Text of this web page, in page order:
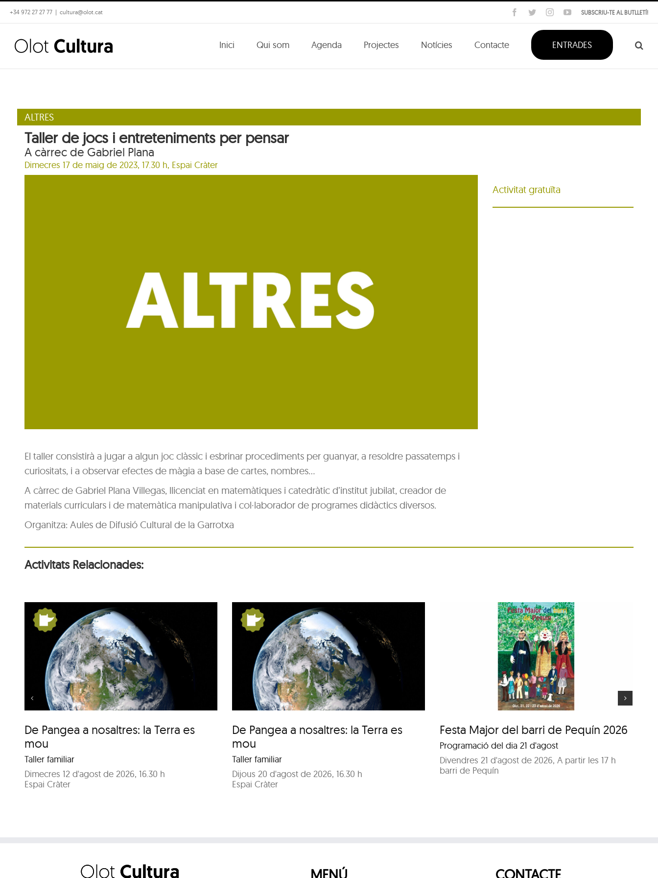
Skip
to
content
+34 972 27 27 77 | cultura@olot.cat SUBSCRIU-TE AL BUTLLETÍ!
Facebook
TwitterInstagramYouTube
Inici Qui som Agenda Projectes Notícies Contacte ENTRADES
ALTRES
Taller de jocs i entreteniments per pensar
A càrrec de Gabriel Plana
Dimecres 17 de maig de 2023, 17.30 h, Espai Cràter
El taller consistirà a jugar a algun joc clàssic i esbrinar procediments per guanyar, a resoldre passatemps i
curiositats, i a observar efectes de màgia a base de cartes, nombres…
A càrrec de Gabriel Plana Villegas, llicenciat en matemàtiques i catedràtic d’institut jubilat, creador de
materials curriculars i de matemàtica manipulativa i col·laborador de programes didàctics diversos.
Organitza: Aules de Difusió Cultural de la Garrotxa
Activitat gratuïta
Activitats Relacionades:
De Pangea a nosaltres: la Terra es
mou
Taller familiar
Dimecres 12 d'agost de 2026, 16.30 h
Espai Cràter
De Pangea a nosaltres: la
Terra es mou
De Pangea a nosaltres: la Terra es
mou
Taller familiar
Dijous 20 d'agost de 2026, 16.30 h
Espai Cràter
Festa Major del barri de
Pequín 2026
Festa Major del barri de Pequín 2026
Programació del dia 21 d'agost
Divendres 21 d'agost de 2026, A partir les 17 h
barri de Pequín
Festa Major del barri de
Pequín 2026
MENÚ CONTACTE